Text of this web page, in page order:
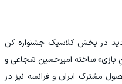
در بخش کلاسیک جشنواره کن
۱۵ دقیقه‌ای «زمینِ بازی» ساخته امیرحسین شجاعی و
مشترک ایران و فرانسه نیز در